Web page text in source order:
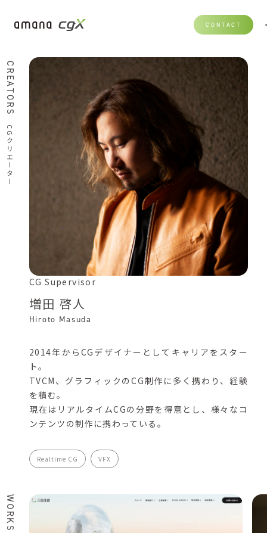
CONTACT
CREATORS
CGクリエーター
CG Supervisor
増田 啓人
Hiroto Masuda
2014年からCGデザイナーとしてキャリアをスター
ト。
TVCM、グラフィックのCG制作に多く携わり、経験
を積む。
現在はリアルタイムCGの分野を得意とし、様々なコ
ンテンツの制作に携わっている。
Realtime CG VFX
WORKS